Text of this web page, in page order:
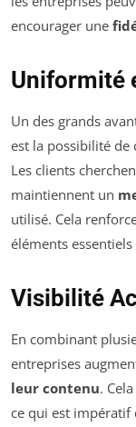
encourager une
Uniformité
Un des grands
est la possibilité de
Les clients
maintiennent un
utilisé. Cela
éléments
Visibilité
En combinant
entreprises
leur contenu.
ce qui est